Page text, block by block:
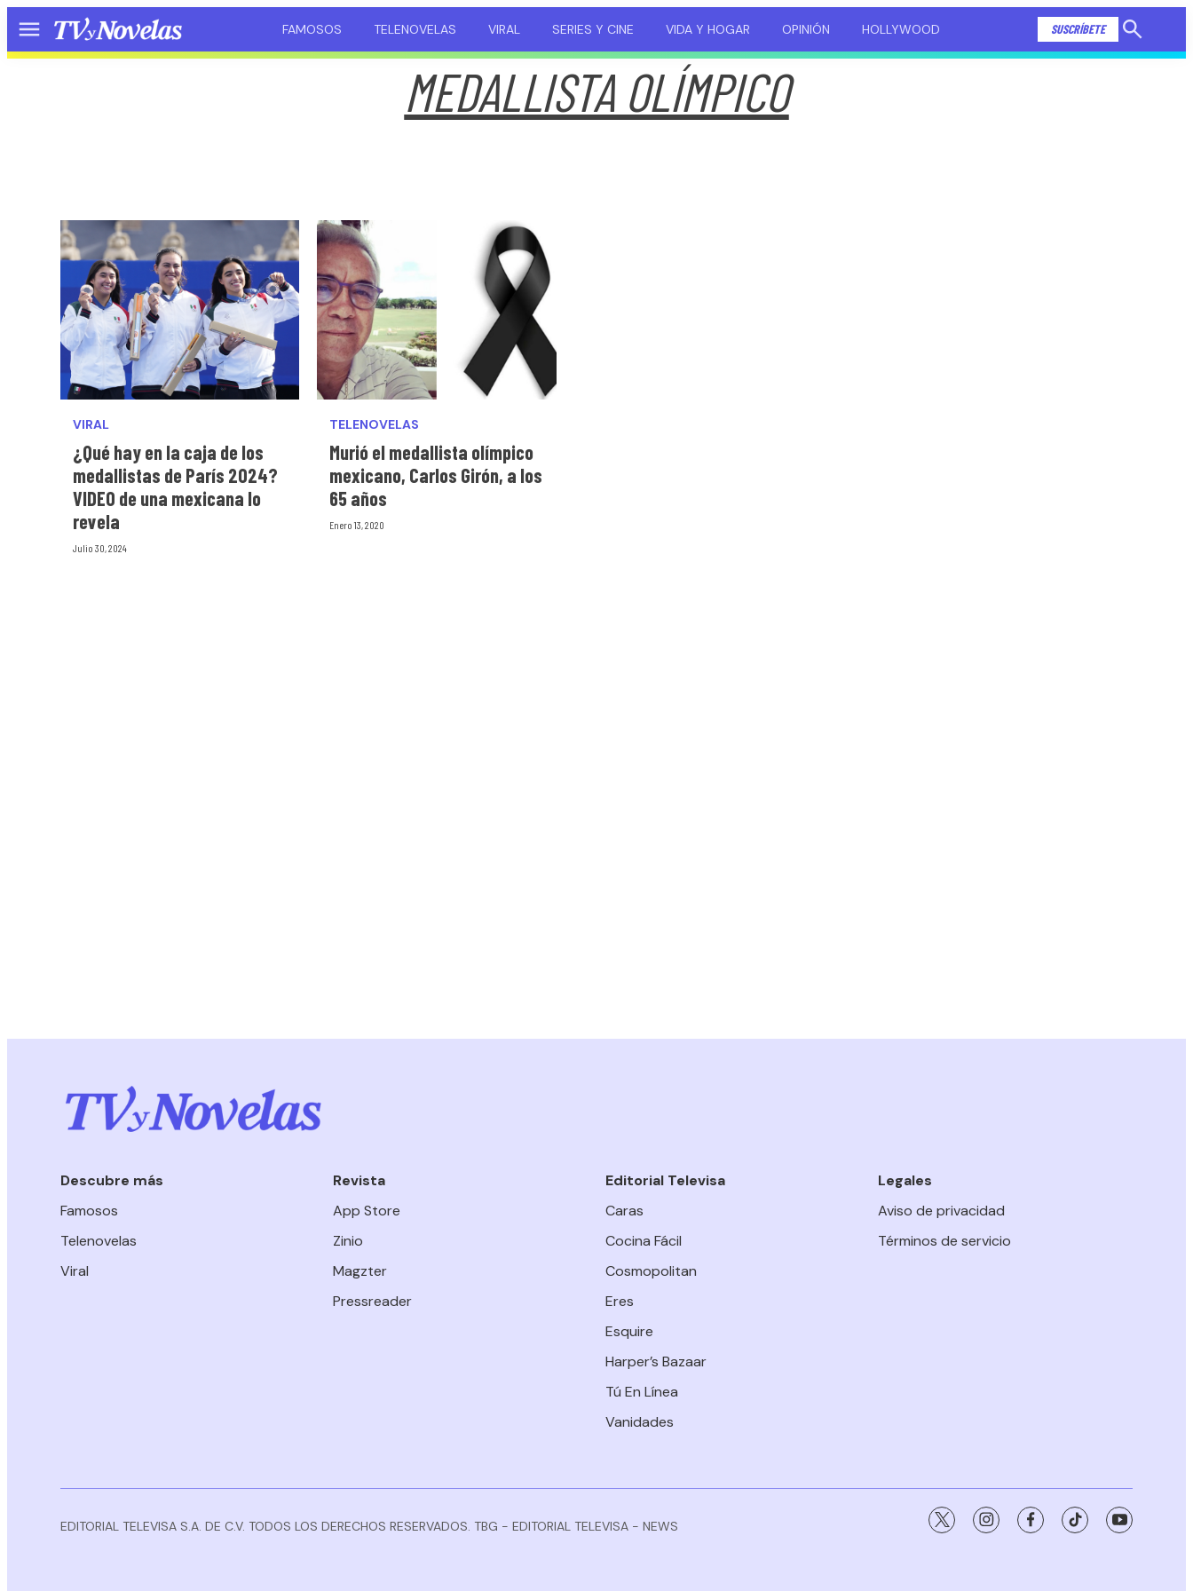
Menú FAMOSOS TELENOVELAS VIRAL SERIES Y CINE VIDA Y HOGAR OPINIÓN HOLLYWOOD SUSCRÍBETE
Mostrar
MEDALLISTA OLÍMPICO
VIRAL
¿Qué hay en la caja de los
medallistas de París 2024?
VIDEO de una mexicana lo
revela
Julio 30, 2024
TELENOVELAS
Murió el medallista olímpico
mexicano, Carlos Girón, a los
65 años
Enero 13, 2020
Descubre más
Famosos
Telenovelas
Viral
Revista
App Store
Zinio
Magzter
Pressreader
Editorial Televisa
Caras
Cocina Fácil
Cosmopolitan
Eres
Esquire
Harper’s Bazaar
Tú En Línea
Vanidades
Legales
Aviso de privacidad
Términos de servicio
EDITORIAL TELEVISA S.A. DE C.V. TODOS LOS DERECHOS RESERVADOS. TBG - EDITORIAL TELEVISA - NEWS twitter instagramfacebooktiktok youtube